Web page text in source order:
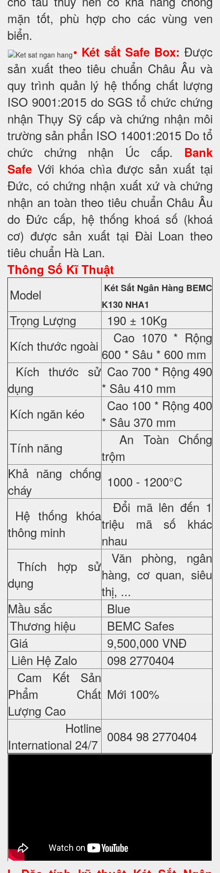
mặn tốt, phù hợp cho các vùng ven
biển.
• Két sắt Safe Box: Được
sản xuất theo tiêu chuẩn Châu Âu và
quy trình quản lý hệ thống chất lượng
ISO 9001:2015 do SGS tổ chức chứng
nhận Thụy Sỹ cấp và chứng nhận môi
trường sản phẩn ISO 14001:2015 Do tổ
chức chứng nhận Úc cấp. Bank
Safe Với khóa chìa được sản xuất tại
Đức, có chứng nhận xuất xứ và chứng
nhận an toàn theo tiêu chuẩn Châu Âu
do Đức cấp, hệ thống khoá số (khoá
cơ) được sản xuất tại Đài Loan theo
tiêu chuẩn Hà Lan.
Thông Số Kĩ Thuật
Model
Két Sắt Ngân Hàng BEMC
K130 NHA1
Trọng Lượng
190 ± 10Kg
Kích thước ngoài
Cao 1070 * Rộng
600 * Sâu * 600 mm
Kích thước sử
dụng
Cao 700 * Rộng 490
* Sâu 410 mm
Kích ngăn kéo
Cao 100 * Rộng 400
* Sâu 370 mm
Tính năng
An Toàn Chống
trộm
Khả năng chống
cháy
1000 - 1200°C
Hệ thống khóa
thông minh
Đổi mã lên đến 1
triệu mã số khác
nhau
Thích hợp sử
dụng
Văn phòng, ngân
hàng, cơ quan, siêu
thị, ...
Mầu sắc
Blue
Thương hiệu
BEMC Safes
Giá
9,500,000 VNĐ
Liên Hệ Zalo
098 2770404
Cam Kết Sản
Phẩm Chất
Lượng Cao
Mới 100%
Hotline
International 24/7 0084 98 2770404